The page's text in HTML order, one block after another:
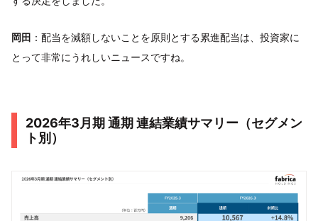
岡田 ：配当を減額しないことを原則とする累進配当は、投資家に
とって非常にうれしいニュースですね。
2026年3月期 通期 連結業績サマリー（セグメン
ト別）